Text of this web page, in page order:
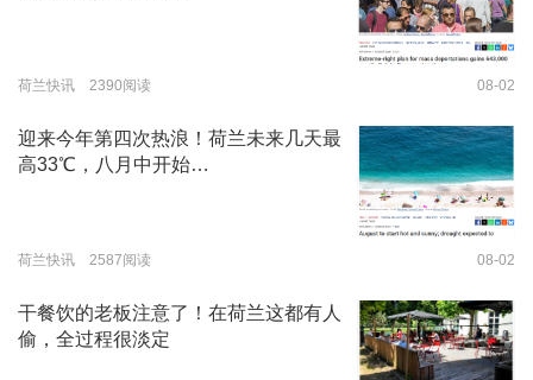
荷兰快讯 2390阅读 08-02
迎来今年第四次热浪！荷兰未来几天最
高33℃，八月中开始…
荷兰快讯 2587阅读 08-02
干餐饮的老板注意了！在荷兰这都有人
偷，全过程很淡定